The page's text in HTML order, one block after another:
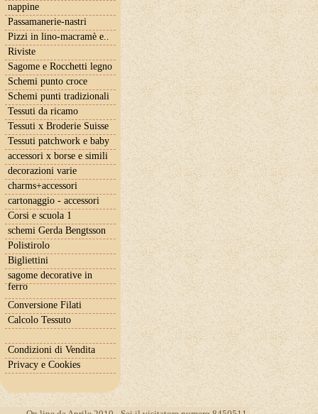
nappine
Passamanerie-nastri
Pizzi in lino-macramè e..
Riviste
Sagome e Rocchetti legno
Schemi punto croce
Schemi punti tradizionali
Tessuti da ricamo
Tessuti x Broderie Suisse
Tessuti patchwork e baby
accessori x borse e simili
decorazioni varie
charms+accessori
cartonaggio - accessori
Corsi e scuola 1
schemi Gerda Bengtsson
Polistirolo
Bigliettini
sagome decorative in
ferro
Conversione Filati
Calcolo Tessuto
Condizioni di Vendita
Privacy e Cookies